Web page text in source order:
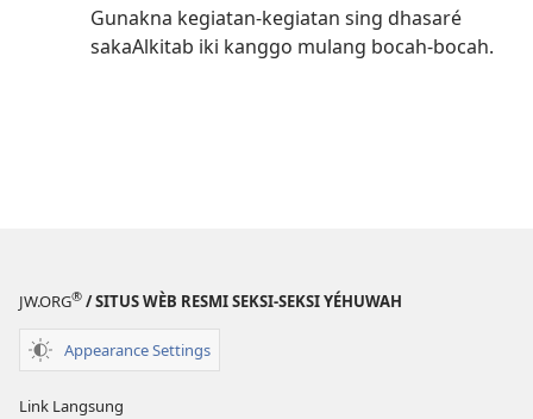
Gunakna kegiatan-kegiatan sing dhasaré
sakaAlkitab iki kanggo mulang bocah-bocah.
JW.ORG® / SITUS WÈB RESMI SEKSI-SEKSI YÉHUWAH
Appearance Settings
Link Langsung